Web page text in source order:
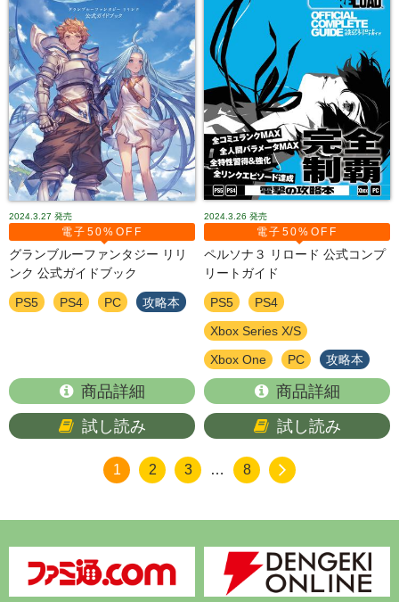
2024.3.27 発売
電子50%OFF
グランブルーファンタジー リリ
ンク 公式ガイドブック
PS5 PS4 PC 攻略本
商品詳細
試し読み
2024.3.26 発売
電子50%OFF
ペルソナ３ リロード 公式コンプ
リートガイド
PS5 PS4
Xbox Series X/S
Xbox One PC 攻略本
商品詳細
試し読み
1 2 3 … 8